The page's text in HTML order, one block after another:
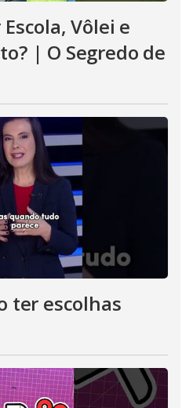
Vôlei e
| O Segredo de
ter escolhas